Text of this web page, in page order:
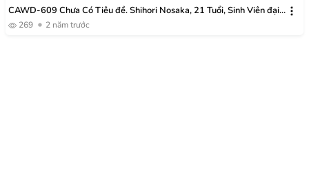
CAWD-609 Chưa Có Tiêu đề. Shihori Nosaka, 21 Tuổi, Sinh Viên đại
Học, Sống ở Phường Aoba, Thành Phố Sendai, Tỉnh Miyagi
269 2 năm trước